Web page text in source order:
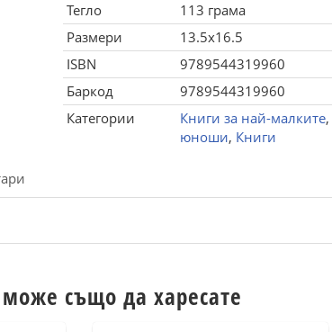
Тегло
113 грама
Размери
13.5x16.5
ISBN
9789544319960
Баркод
9789544319960
Категории
Книги за най-малките,
юноши, Книги
също да харесате